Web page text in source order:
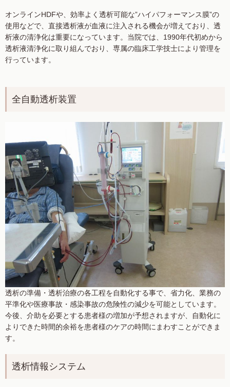
オンラインHDFや、効率よく透析可能な”ハイパフォーマンス膜”の
使用などで、直接透析液が血液に注入される機会が増えており、透
析液の清浄化は重要になっています。当院では、1990年代初めから
透析液清浄化に取り組んでおり、専属の臨床工学技士により管理を
行っています。
全自動透析装置
透析の準備・透析治療の各工程を自動化する事で、省力化、業務の
平準化や医療事故・感染事故の危険性の減少を可能としています。
今後、介助を必要とする患者様の増加が予想されますが、自動化に
よりできた時間的余裕を患者様のケアの時間にまわすことができま
す。
透析情報システム